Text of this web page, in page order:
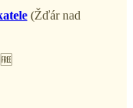
(Žďár nad